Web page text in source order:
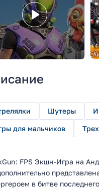
Шутеры
для мальчиков
FPS Экшн-Игра на
в битве